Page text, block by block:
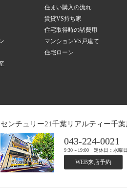
住まい購入の流れ
賃貸VS持ち家
住宅取得時の諸費用
マンションVS戸建て
住宅ローン
センチュリー21千葉リアルティー千葉
043-224-0021
9:30～19:00 定休日：水曜日
WEB来店予約